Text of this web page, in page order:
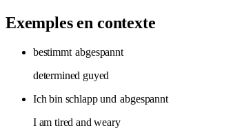
Exemples en contexte
bestimmt abgespannt
determined guyed
Ich bin schlapp und abgespannt
I am tired and weary